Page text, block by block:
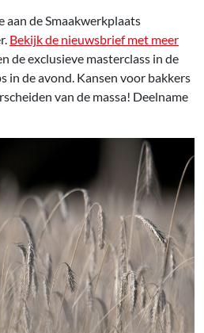
aan de Smaakwerkplaats
Bekijk de nieuwsbrief met meer
de exclusieve masterclass in de
in de avond. Kansen voor bakkers
van de massa! Deelname